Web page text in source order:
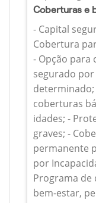
Coberturas e
- Capital
Cobertura
- Opção para
segurado
coberturas
idades; -
graves; -
permanente
por
Programa de
bem-estar,